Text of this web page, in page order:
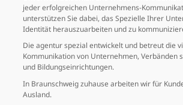
jeder erfolgreichen Unternehmens-
unterstützen Sie dabei, das Spezielle Ihrer
Identität herauszuarbeiten und zu
Die agentur spezial entwickelt und betreut die
Kommunikation von Unternehmen, Verbänden
und Bildungs­einrichtungen.
In Braunschweig zuhause arbeiten wir für
Ausland.